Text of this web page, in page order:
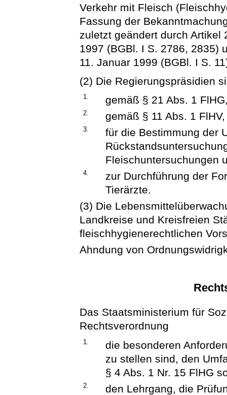
Verkehr mit Fleisch
Fassung der
zuletzt geändert durch Artikel
1997 (BGBl. I S. 2786, 2835)
11. Januar 1999 (BGBl. I S.
(2) Die Regierungspräsidien
1. gemäß § 21 Abs. 1
2. gemäß § 11 Abs. 1 FlHV,
3.
für die Bestimmung der
Fleischuntersuchungen
4.
zur Durchführung der
Tierärzte.
(3) Die
Landkreise und Kreisfreien
fleischhygienerechtlichen
Ahndung von
Das Staatsministerium für
Rechtsverordnung
1.
die besonderen
zu stellen sind, den
§ 4 Abs. 1 Nr. 15 FlHG
2.
den Lehrgang, die